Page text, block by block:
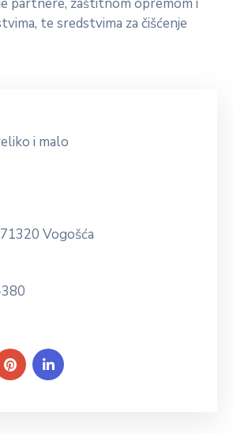
partnere, zaštitnom opremom i
te sredstvima za čišćenje
i malo
Vogošća